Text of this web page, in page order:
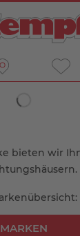
bieten wir
MARKEN